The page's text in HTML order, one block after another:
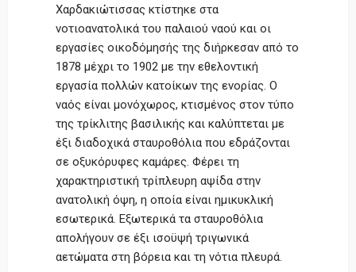
Χαρδακιώτισσας κτίστηκε στα
νοτιοανατολικά του παλαιού ναού και οι
εργασίες οικοδόμησής της διήρκεσαν από το
1878 μέχρι το 1902 με την εθελοντική
εργασία πολλών κατοίκων της ενορίας. Ο
ναός είναι μονόχωρος, κτισμένος στον τύπο
της τρίκλιτης βασιλικής και καλύπτεται με
έξι διαδοχικά σταυροθόλια που εδράζονται
σε οξυκόρυφες καμάρες. Φέρει τη
χαρακτηριστική τρίπλευρη αψίδα στην
ανατολική όψη, η οποία είναι ημικυκλική
εσωτερικά. Εξωτερικά τα σταυροθόλια
απολήγουν σε έξι ισοϋψή τριγωνικά
αετώματα στη βόρεια και τη νότια πλευρά.